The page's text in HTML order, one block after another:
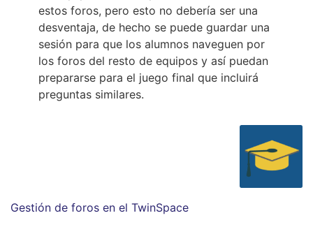
estos foros, pero esto no debería ser una
desventaja, de hecho se puede guardar una
sesión para que los alumnos naveguen por
los foros del resto de equipos y así puedan
prepararse para el juego final que incluirá
preguntas similares.
Gestión de foros en el TwinSpace